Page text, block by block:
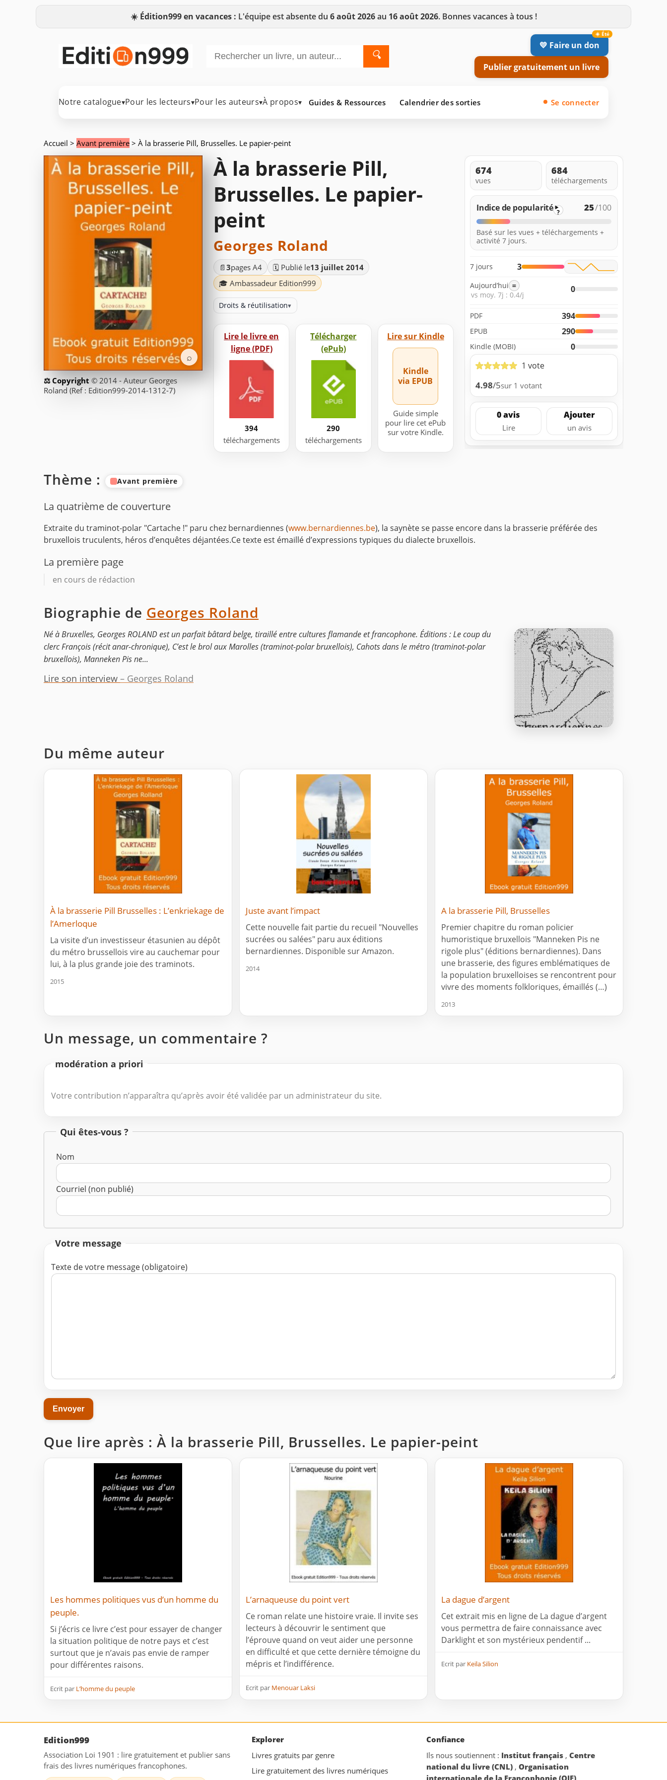
☀️ Édition999 en vacances : L'équipe est absente du 6 août 2026au 16 août 2026. Bonnes vacances à tous !
🔍
💛 Faire un don
Publier gratuitement un livre
Notre catalogue▾Pour les lecteurs▾Pour les auteurs▾À propos▾ Guides & Ressources Calendrier des sorties Se connecter
Accueil > Avant première > À la brasserie Pill, Brusselles. Le papier-peint
⌕
© 2014 - Auteur Georges
Roland (Ref : Edition999-2014-1312-7)
À la brasserie Pill,
Brusselles. Le papier-
peint
Georges Roland
📄 3pages A4 🗓️ Publié le13 juillet 2014
🎓 Ambassadeur Edition999
Droits & réutilisation▾
Lire le livre en
ligne (PDF)
394
téléchargements
Télécharger
(ePub)
290
téléchargements
Lire sur Kindle
Kindle
via EPUB
Guide simple
pour lire cet ePub
sur votre Kindle.
674
vues
684
téléchargements
Indice de popularité ? 25/100
Basé sur les vues + téléchargements +
activité 7 jours.
7 jours 3
Aujourd’hui =
vs moy. 7j : 0.4/j
0
PDF 394
EPUB 290
Kindle (MOBI)
0
1 vote
4.98/5sur 1 votant
0 avis
Lire
Ajouter
un avis
Thème : Avant première
La quatrième de couverture
Extraite du traminot-polar "Cartache !" paru chez bernardiennes (www.bernardiennes.be), la saynète se passe encore dans la brasserie préférée des
bruxellois truculents, héros d’enquêtes déjantées.Ce texte est émaillé d’expressions typiques du dialecte bruxellois.
La première page
en cours de rédaction
Biographie de Georges Roland
Né à Bruxelles, Georges ROLAND est un parfait bâtard belge, tiraillé entre cultures flamande et francophone. Éditions : Le coup du
clerc François (récit anar-chronique), C’est le brol aux Marolles (traminot-polar bruxellois), Cahots dans le métro (traminot-polar
bruxellois), Manneken Pis ne...
Lire son interview – Georges Roland
Du même auteur
À la brasserie Pill Brusselles : L’enkriekage de
l’Amerloque
La visite d’un investisseur étasunien au dépôt
du métro brussellois vire au cauchemar pour
lui, à la plus grande joie des traminots.
2015
Juste avant l’impact
Cette nouvelle fait partie du recueil "Nouvelles
sucrées ou salées" paru aux éditions
bernardiennes. Disponible sur Amazon.
2014
A la brasserie Pill, Brusselles
Premier chapitre du roman policier
humoristique bruxellois "Manneken Pis ne
rigole plus" (éditions bernardiennes). Dans
une brasserie, des figures emblématiques de
la population bruxelloises se rencontrent pour
vivre des moments folkloriques, émaillés (…)
2013
Un message, un commentaire ?
modération a priori
Votre contribution n’apparaîtra qu’après avoir été validée par un administrateur du site.
Qui êtes-vous ?
Nom
Courriel (non publié)
Votre message
Texte de votre message (obligatoire)
Que lire après : À la brasserie Pill, Brusselles. Le papier-peint
Les hommes politiques vus d’un homme du
peuple.
Si j’écris ce livre c’est pour essayer de changer
la situation politique de notre pays et c’est
surtout que je n’avais pas envie de ramper
pour différentes raisons.
Ecrit par L’homme du peuple
L’arnaqueuse du point vert
Ce roman relate une histoire vraie. Il invite ses
lecteurs à découvrir le sentiment que
l’éprouve quand on veut aider une personne
en difficulté et que cette dernière témoigne du
mépris et l’indifférence.
Ecrit par Menouar Laksi
La dague d’argent
Cet extrait mis en ligne de La dague d’argent
vous permettra de faire connaissance avec
Darklight et son mystérieux pendentif ...
Ecrit par Keila Silion
Edition999
Association Loi 1901 : lire gratuitement et publier sans
frais des livres numériques francophones.
Explorer
Livres gratuits par genre
Lire gratuitement des livres numériques
Confiance
Ils nous soutiennent : Institut français ,Centre
national du livre (CNL) ,Organisation
internationale de la Francophonie (OIF)